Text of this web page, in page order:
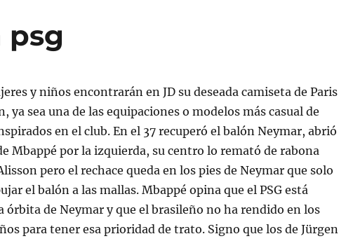
psg
y niños encontrarán en JD su deseada camiseta de Paris
ya sea una de las equipaciones o modelos más casual de
en el club. En el 37 recuperó el balón Neymar, abrió
Mbappé por la izquierda, su centro lo remató de rabona
pero el rechace queda en los pies de Neymar que solo
el balón a las mallas. Mbappé opina que el PSG está
órbita de Neymar y que el brasileño no ha rendido en los
para tener esa prioridad de trato. Signo que los de Jürgen